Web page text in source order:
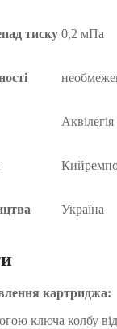
тиску 0,2 мПа
Аквілегія
Україна
картриджа:
ключа колбу